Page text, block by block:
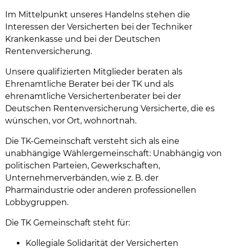
Im Mittelpunkt unseres Handelns stehen die
Interessen der Versicherten bei der Techniker
Krankenkasse und bei der Deutschen
Rentenversicherung.
Unsere qualifizierten Mitglieder beraten als
Ehrenamtliche Berater bei der TK und als
ehrenamtliche Versichertenberater bei der
Deutschen Rentenversicherung Versicherte, die es
wünschen, vor Ort, wohnortnah.
Die TK-Gemeinschaft versteht sich als eine
unabhängige Wählergemeinschaft: Unabhängig von
politischen Parteien, Gewerkschaften,
Unternehmerverbänden, wie z. B. der
Pharmaindustrie oder anderen professionellen
Lobbygruppen.
Die TK Gemeinschaft steht für:
Kollegiale Solidarität der Versicherten